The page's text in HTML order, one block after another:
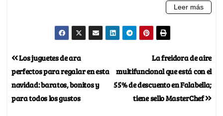
La freidora de aire
multifuncional que está con el
55% de descuento en Falabella;
tiene sello MasterChef
Los juguetes de ara
perfectos para regalar en esta
navidad: baratos, bonitos y
para todos los gustos